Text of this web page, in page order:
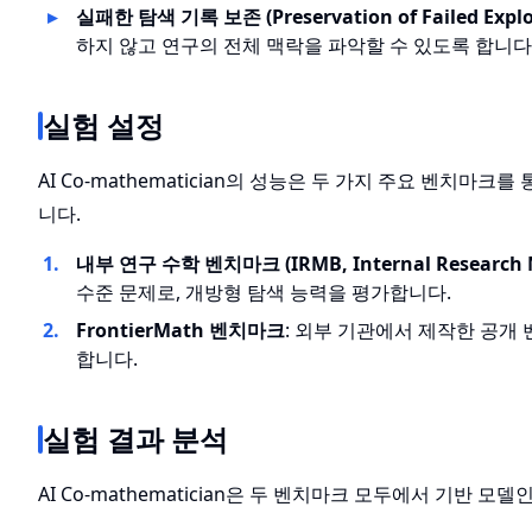
실패한 탐색 기록 보존 (Preservation of Failed
하지 않고 연구의 전체 맥락을 파악할 수 있도록 합니
실험 설정
AI Co-mathematician의 성능은 두 가지 주요 벤치마크를
니다.
내부 연구 수학 벤치마크 (IRMB, Internal
수준 문제로, 개방형 탐색 능력을 평가합니다.
FrontierMath 벤치마크: 외부 기관에서 제작한 공개
합니다.
실험 결과 분석
AI Co-mathematician은 두 벤치마크 모두에서 기반 모델